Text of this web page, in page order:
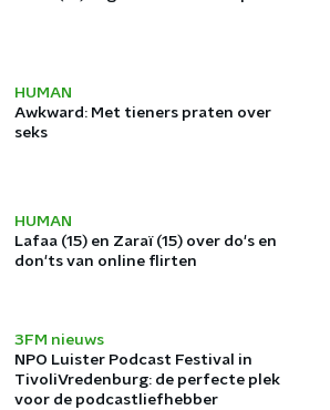
HUMAN
Awkward: Met tieners praten over
seks
HUMAN
Lafaa (15) en Zaraï (15) over do's en
don'ts van online flirten
3FM nieuws
NPO Luister Podcast Festival in
TivoliVredenburg: de perfecte plek
voor de podcastliefhebber